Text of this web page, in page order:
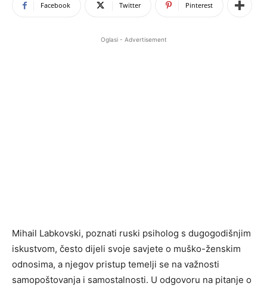
Facebook Twitter Pinterest
Oglasi - Advertisement
Mihail Labkovski, poznati ruski psiholog s dugogodišnjim
iskustvom, često dijeli svoje savjete o muško-ženskim
odnosima, a njegov pristup temelji se na važnosti
samopoštovanja i samostalnosti. U odgovoru na pitanje o